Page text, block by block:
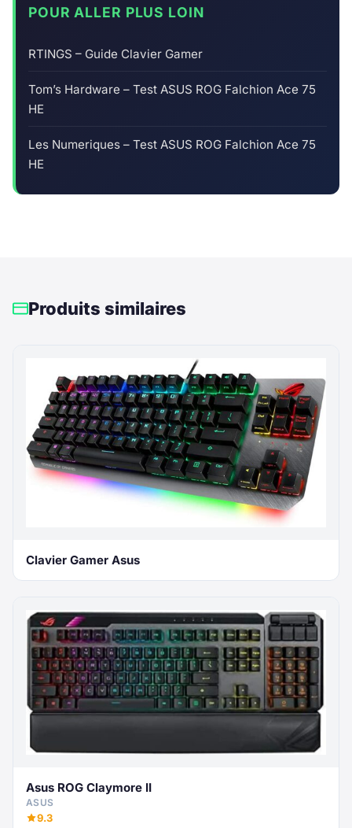
POUR ALLER PLUS LOIN
RTINGS – Guide Clavier Gamer
Tom’s Hardware – Test ASUS ROG Falchion Ace 75
HE
Les Numeriques – Test ASUS ROG Falchion Ace 75
HE
Produits similaires
Clavier Gamer Asus
Asus ROG Claymore II
ASUS
9.3